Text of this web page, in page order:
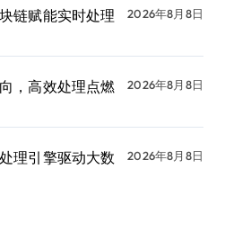
链赋能实时处理
2026年8月8日
，高效处理点燃
2026年8月8日
理引擎驱动大数
2026年8月8日